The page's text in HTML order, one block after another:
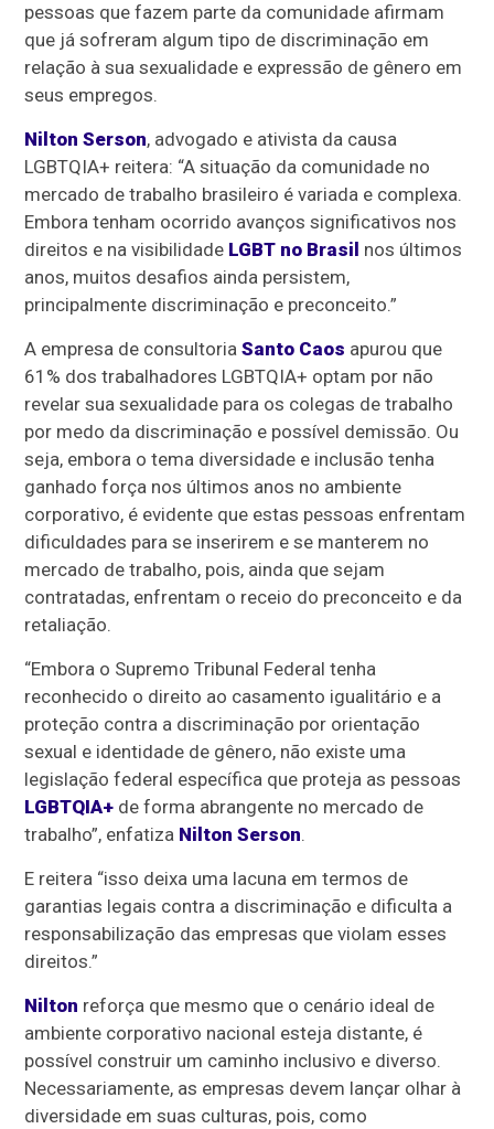
pessoas que fazem parte da comunidade afirmam
que já sofreram algum tipo de discriminação em
relação à sua sexualidade e expressão de gênero em
seus empregos.
Nilton Serson, advogado e ativista da causa
LGBTQIA+ reitera: “A situação da comunidade no
mercado de trabalho brasileiro é variada e complexa.
Embora tenham ocorrido avanços significativos nos
direitos e na visibilidade LGBT no Brasil nos últimos
anos, muitos desafios ainda persistem,
principalmente discriminação e preconceito.”
A empresa de consultoriaSanto Caos apurou que
61% dos trabalhadores LGBTQIA+ optam por não
revelar sua sexualidade para os colegas de trabalho
por medo da discriminação e possível demissão. Ou
seja, embora o tema diversidade e inclusão tenha
ganhado força nos últimos anos no ambiente
corporativo, é evidente que estas pessoas enfrentam
dificuldades para se inserirem e se manterem no
mercado de trabalho, pois, ainda que sejam
contratadas, enfrentam o receio do preconceito e da
retaliação.
“Embora o Supremo Tribunal Federal tenha
reconhecido o direito ao casamento igualitário e a
proteção contra a discriminação por orientação
sexual e identidade de gênero, não existe uma
legislação federal específica que proteja as pessoas
LGBTQIA+ de forma abrangente no mercado de
trabalho”, enfatiza Nilton Serson.
E reitera “isso deixa uma lacuna em termos de
garantias legais contra a discriminação e dificulta a
responsabilização das empresas que violam esses
direitos.”
Nilton reforça que mesmo que o cenário ideal de
ambiente corporativo nacional esteja distante, é
possível construir um caminho inclusivo e diverso.
Necessariamente, as empresas devem lançar olhar à
diversidade em suas culturas, pois, como